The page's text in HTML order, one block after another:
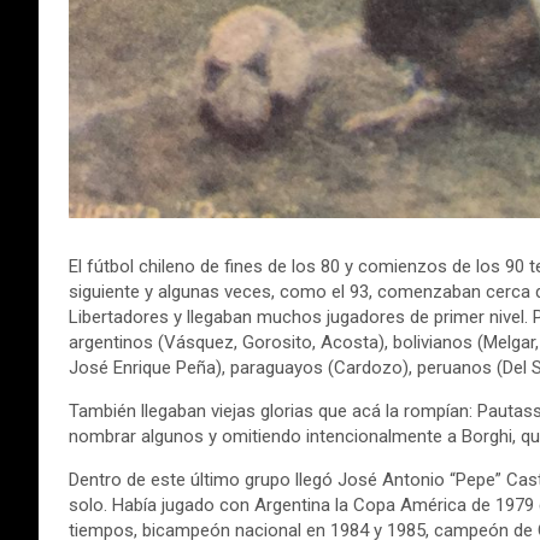
El fútbol chileno de fines de los 80 y comienzos de los 90
siguiente y algunas veces, como el 93, comenzaban
Libertadores y llegaban muchos jugadores de primer
argentinos (Vásquez, Gorosito, Acosta), bolivianos
José Enrique Peña), paraguayos (Cardozo), peruanos
También llegaban viejas glorias que acá la rompían:
nombrar algunos y omitiendo intencionalmente a Borghi,
Dentro de este último grupo llegó José Antonio “Pepe”
solo. Había jugado con Argentina la Copa América de
tiempos, bicampeón nacional en 1984 y 1985, campeón